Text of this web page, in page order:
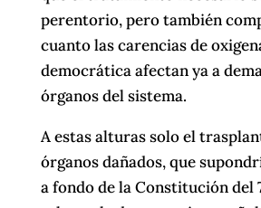
perentorio, pero también
cuanto las carencias de
democrática afectan ya a
órganos del sistema.
A estas alturas solo el
órganos dañados, que
a fondo de la Constitución del